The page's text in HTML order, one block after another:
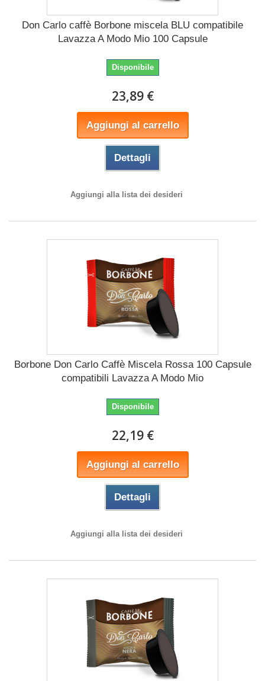
Don Carlo caffè Borbone miscela BLU compatibile
Lavazza A Modo Mio 100 Capsule
Disponibile
23,89 €
Aggiungi al carrello
Dettagli
Aggiungi alla lista dei desideri
Borbone Don Carlo Caffè Miscela Rossa 100 Capsule
compatibili Lavazza A Modo Mio
Disponibile
22,19 €
Aggiungi al carrello
Dettagli
Aggiungi alla lista dei desideri